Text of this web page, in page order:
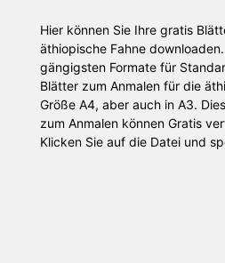
Hier können Sie Ihre gratis
äthiopische Fahne
gängigsten Formate für
Blätter zum Anmalen für die
Größe A4, aber auch in A3.
zum Anmalen können Gratis
Klicken Sie auf die Datei und